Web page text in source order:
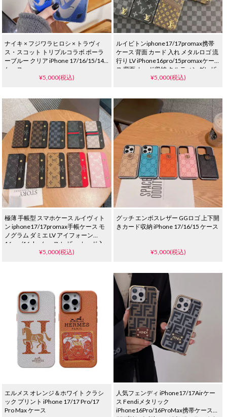
ナイキ × フジワラヒロシ × トラヴィ
ス・スコット トリプルコラボ ポーラ
ーブルー クリア iPhone 17/16/15/14
ケース
¥5,000(税込)
ルイビトンiphone17/17promax携帯
ケース 背面 カード 入れ メタルロゴ 流
行り LV iPhone16pro/15promaxケー
ス 背面 カード収納 キルティングレザ
ー ブランド風 iPhone15/14 proケース
¥5,000(税込)
極薄 手帳型 スマホケース ルイヴィト
ン iphone17/17promax手帳ケース モ
ノグラム ダミエ LV アイフォーン
16pro/16plusケース レザー カード入
れ 大人気 ブランド GUCCI
¥5,000(税込)
グッチ エンボスレザー GGロゴ 上下開
きカード収納 iPhone 17/16/15 ケース
¥5,000(税込)
エルメス オレンジ＆ホワイト クラシ
ック プリント iPhone 17/17 Pro/17
Pro Max ケース
人気フェンディ iPhone17/17Airケー
ス Fendiメタリック
iPhone16Pro/16ProMax携帯ケース